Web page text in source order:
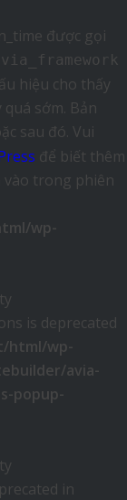
được gọi
hiệu cho thấy
sớm. Bản
sau đó. Vui
để biết thêm
vào trong phiên
wp-
is deprecated
html/wp-
avia-
popup-
in